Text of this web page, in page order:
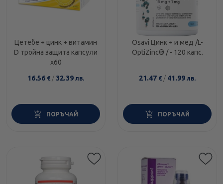
Цетебе + цинк + витамин
D тройна защита капсули
х60
16.56 € / 32.39 лв.
ПОРЪЧАЙ
Osavi Цинк + и мед /L-
OptiZinc® / - 120 капс.
21.47 € / 41.99 лв.
ПОРЪЧАЙ